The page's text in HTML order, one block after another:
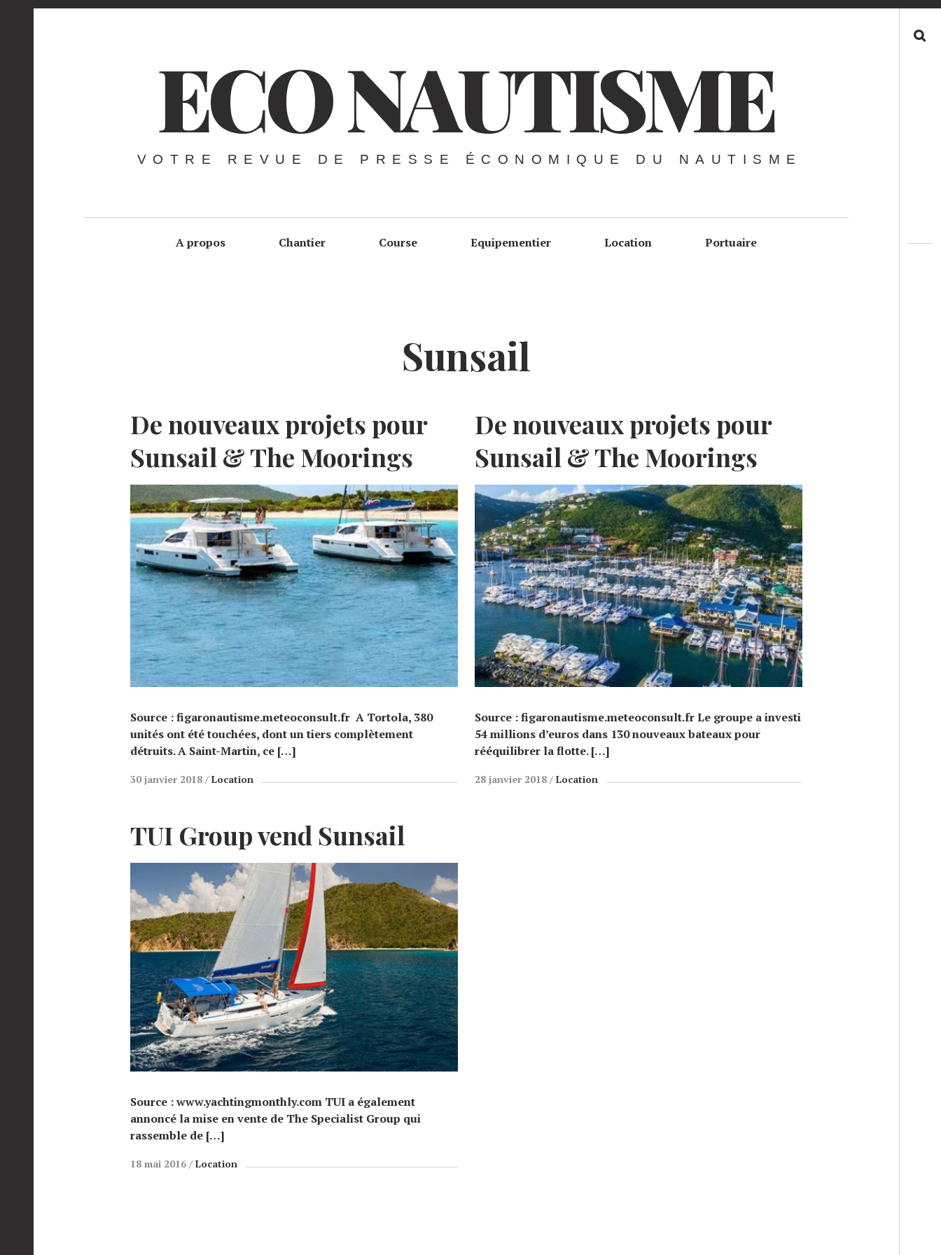
ECO NAUTISME
VOTRE REVUE DE PRESSE ÉCONOMIQUE DU NAUTISME
A propos Chantier Course Equipementier Location Portuaire
Sunsail
De nouveaux projets pour
Sunsail & The Moorings
E
Source : figaronautisme.meteoconsult.fr A Tortola, 380
unités ont été touchées, dont un tiers complètement
détruits. A Saint-Martin, ce […]
30 janvier 2018 Location
De nouveaux projets pour
Sunsail & The Moorings
E
Source : figaronautisme.meteoconsult.fr Le groupe a investi
54 millions d’euros dans 130 nouveaux bateaux pour
rééquilibrer la flotte. […]
28 janvier 2018 Location
TUI Group vend Sunsail
E
Source : www.yachtingmonthly.com TUI a également
annoncé la mise en vente de The Specialist Group qui
rassemble de […]
18 mai 2016 Location